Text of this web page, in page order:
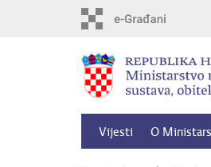
Vijesti O